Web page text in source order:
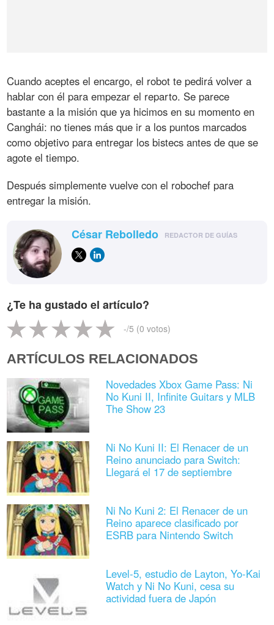
Cuando aceptes el encargo, el robot te pedirá volver a
hablar con él para empezar el reparto. Se parece
bastante a la misión que ya hicimos en su momento en
Canghái: no tienes más que ir a los puntos marcados
como objetivo para entregar los bistecs antes de que se
agote el tiempo.
Después simplemente vuelve con el robochef para
entregar la misión.
César Rebolledo REDACTOR DE GUÍAS
¿Te ha gustado el artículo?
-/5 (0 votos)
ARTÍCULOS RELACIONADOS
Novedades Xbox Game Pass: Ni
No Kuni II, Infinite Guitars y MLB
The Show 23
Ni No Kuni II: El Renacer de un
Reino anunciado para Switch:
Llegará el 17 de septiembre
Ni No Kuni 2: El Renacer de un
Reino aparece clasificado por
ESRB para Nintendo Switch
Level-5, estudio de Layton, Yo-Kai
Watch y Ni No Kuni, cesa su
actividad fuera de Japón